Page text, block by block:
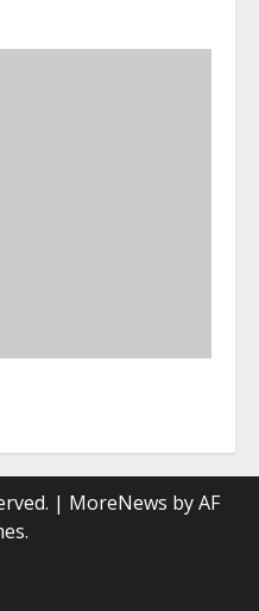
| MoreNews by AF